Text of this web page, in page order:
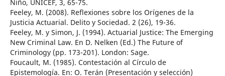
Niño, UNICEF, 3, 65-75.
Feeley, M. (2008). Reflexiones sobre los Orígenes de la
Justicia Actuarial. Delito y Sociedad. 2 (26), 19-36.
Feeley, M. y Simon, J. (1994). Actuarial Justice: The Emerging
New Criminal Law. En D. Nelken (Ed.) The Future of
Criminology (pp. 173-201). London: Sage.
Foucault, M. (1985). Contestación al Círculo de
Epistemología. En: O. Terán (Presentación y selección)